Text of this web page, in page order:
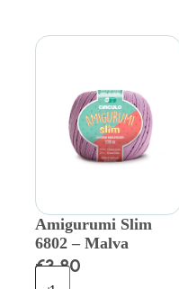
Amigurumi Slim
6802 – Malva
€3.80